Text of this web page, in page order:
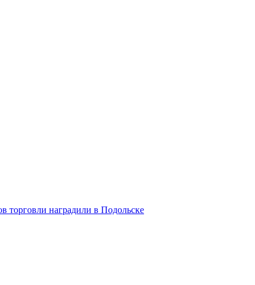
торговли наградили в Подольске